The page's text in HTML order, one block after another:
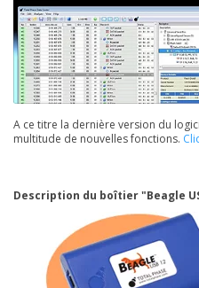
A ce titre la dernière version du
multitude de nouvelles fonctions.
Description du boîtier "Beagle